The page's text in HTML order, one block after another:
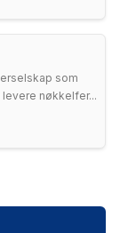
som
nøkkelfer...